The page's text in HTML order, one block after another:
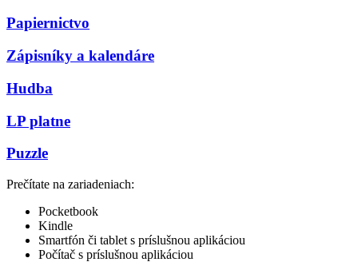
Papiernictvo
Zápisníky a kalendáre
Hudba
LP platne
Puzzle
Prečítate na zariadeniach:
Pocketbook
Kindle
Smartfón či tablet s príslušnou aplikáciou
Počítač s príslušnou aplikáciou